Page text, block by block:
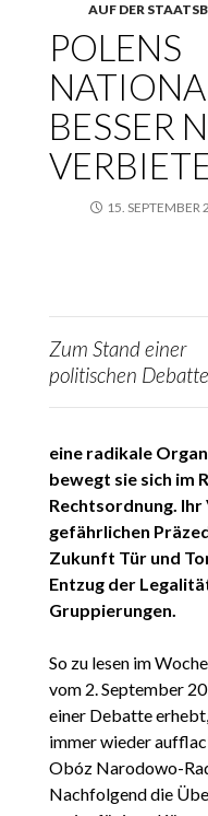
AUF DER
POLENS
BESSER
15. SEPTEMBER
Zum Stand einer
politischen
eine radikale
bewegt sie sich im
Rechtsordnung.
gefährlichen
Zukunft Tür und
Entzug der
Gruppierungen.
So zu lesen im
vom 2. September
einer Debatte
immer wieder
Obóz Narodowo-
Nachfolgend die